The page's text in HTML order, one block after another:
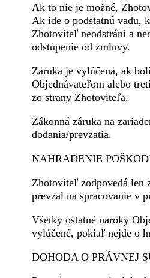
Ak to nie je možné,
Ak ide o podstatnú vadu,
Zhotoviteľ neodstráni a
odstúpenie od zmluvy.
Záruka je vylúčená, ak
Objednávateľom alebo
zo strany Zhotoviteľa.
Zákonná záruka na
dodania/prevzatia.
NAHRADENIE
Zhotoviteľ zodpovedá len
prevzal na spracovanie v
Všetky ostatné nároky
vylúčené, pokiaľ nejde o
DOHODA O PRÁVNEJ